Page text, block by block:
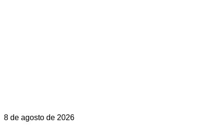
Skip
8 de agosto de 2026